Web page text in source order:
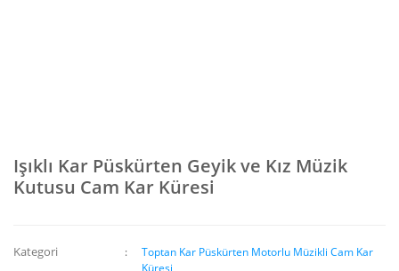
Işıklı Kar Püskürten Geyik ve Kız Müzik
Kutusu Cam Kar Küresi
Kategori
Toptan Kar Püskürten Motorlu Müzikli Cam Kar
Küresi